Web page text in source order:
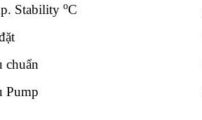
Stability oC
chuẩn
Pump